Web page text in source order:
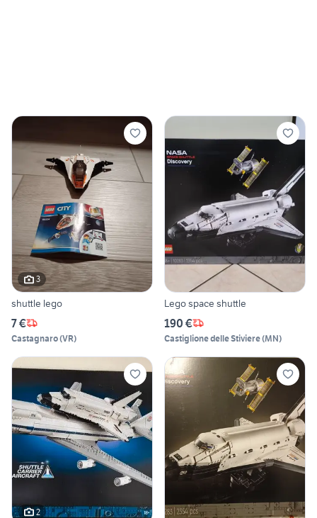
3
shuttle lego
7 €
Castagnaro(VR)
Lego space shuttle
190 €
Castiglione delle Stiviere(MN)
2